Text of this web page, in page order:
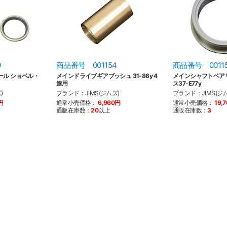
ル ショベル・
商品番号 001154
メインドライブギアブッシュ 31-86y 4
速用
ブランド：JIMS(ジムズ)
通常小売価格： 6,960円
通販在庫数：20以上
商品番号
メインシャフトベ
ス37-E77y
ブランド：JIMS(ジ
通常小売価格：
通販在庫数：3